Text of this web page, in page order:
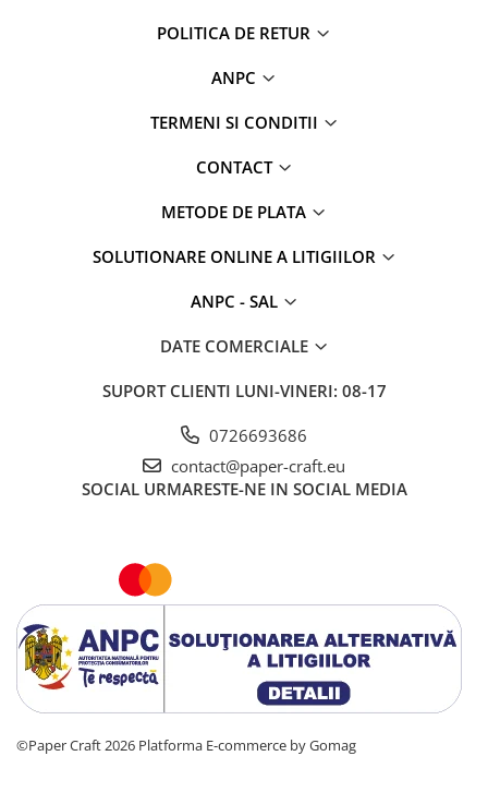
POLITICA DE RETUR
ANPC
TERMENI SI CONDITII
CONTACT
METODE DE PLATA
SOLUTIONARE ONLINE A LITIGIILOR
ANPC - SAL
DATE COMERCIALE
SUPORT CLIENTI LUNI-VINERI: 08-17
0726693686
contact@paper-craft.eu
SOCIAL URMARESTE-NE IN SOCIAL MEDIA
©Paper Craft 2026 Platforma E-commerce by Gomag